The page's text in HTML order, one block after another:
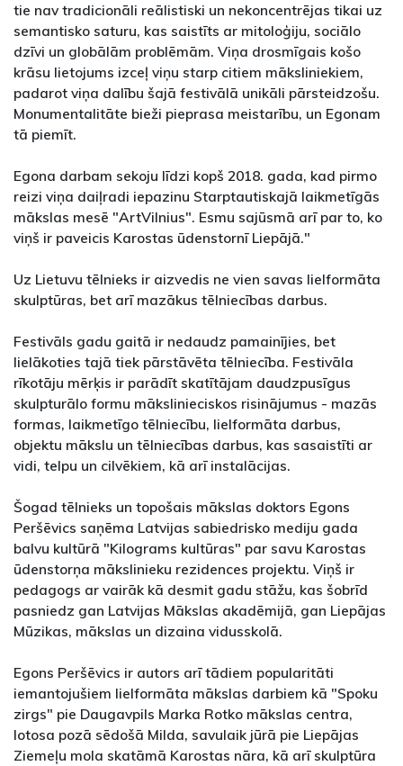
tie nav tradicionāli reālistiski un nekoncentrējas tikai uz
semantisko saturu, kas saistīts ar mitoloģiju, sociālo
dzīvi un globālām problēmām. Viņa drosmīgais košo
krāsu lietojums izceļ viņu starp citiem māksliniekiem,
padarot viņa dalību šajā festivālā unikāli pārsteidzošu.
Monumentalitāte bieži pieprasa meistarību, un Egonam
tā piemīt.
Egona darbam sekoju līdzi kopš 2018. gada, kad pirmo
reizi viņa daiļradi iepazinu Starptautiskajā laikmetīgās
mākslas mesē "ArtVilnius". Esmu sajūsmā arī par to, ko
viņš ir paveicis Karostas ūdenstornī Liepājā."
Uz Lietuvu tēlnieks ir aizvedis ne vien savas lielformāta
skulptūras, bet arī mazākus tēlniecības darbus.
Festivāls gadu gaitā ir nedaudz pamainījies, bet
lielākoties tajā tiek pārstāvēta tēlniecība. Festivāla
rīkotāju mērķis ir parādīt skatītājam daudzpusīgus
skulpturālo formu mākslinieciskos risinājumus - mazās
formas, laikmetīgo tēlniecību, lielformāta darbus,
objektu mākslu un tēlniecības darbus, kas sasaistīti ar
vidi, telpu un cilvēkiem, kā arī instalācijas.
Šogad tēlnieks un topošais mākslas doktors Egons
Peršēvics saņēma Latvijas sabiedrisko mediju gada
balvu kultūrā "Kilograms kultūras" par savu Karostas
ūdenstorņa mākslinieku rezidences projektu. Viņš ir
pedagogs ar vairāk kā desmit gadu stāžu, kas šobrīd
pasniedz gan Latvijas Mākslas akadēmijā, gan Liepājas
Mūzikas, mākslas un dizaina vidusskolā.
Egons Peršēvics ir autors arī tādiem popularitāti
iemantojušiem lielformāta mākslas darbiem kā "Spoku
zirgs" pie Daugavpils Marka Rotko mākslas centra,
lotosa pozā sēdošā Milda, savulaik jūrā pie Liepājas
Ziemeļu mola skatāmā Karostas nāra, kā arī skulptūra